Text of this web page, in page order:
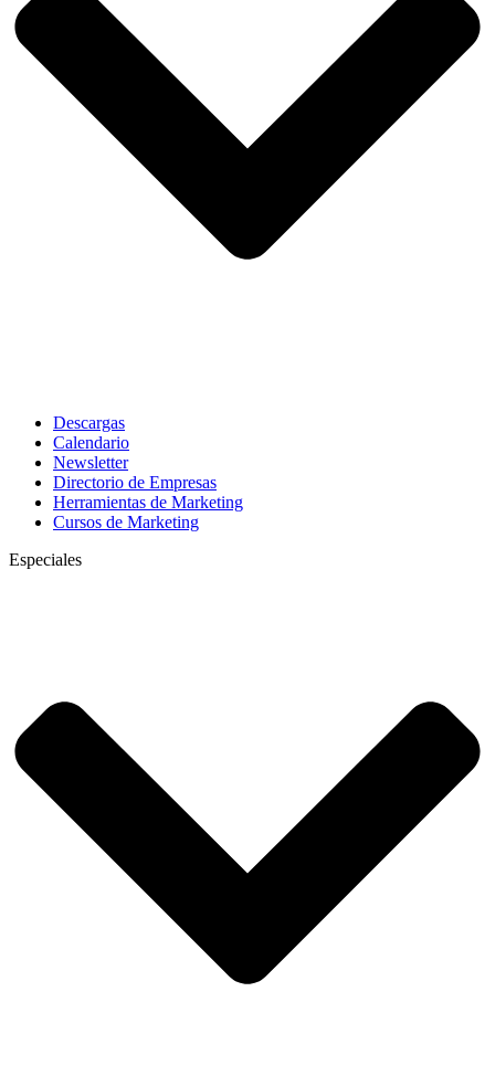
Descargas
Calendario
Newsletter
Directorio de Empresas
Herramientas de Marketing
Cursos de Marketing
Especiales